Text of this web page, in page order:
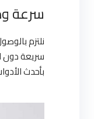
سرعة
نلتزم
سريعة دون
بأحدث